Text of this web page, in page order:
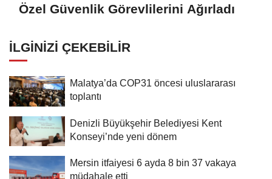
Özel Güvenlik Görevlilerini Ağırladı
İLGINIZI ÇEKEBILIR
Malatya’da COP31 öncesi uluslararası
toplantı
Denizli Büyükşehir Belediyesi Kent
Konseyi’nde yeni dönem
Mersin itfaiyesi 6 ayda 8 bin 37 vakaya
müdahale etti